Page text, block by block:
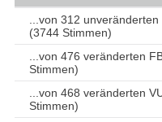
...von 312
(3744 Stimmen)
...von 476 veränderten
Stimmen)
...von 468 veränderten
Stimmen)